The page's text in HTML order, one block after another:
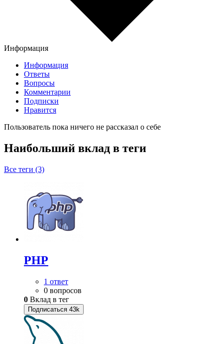
Информация
Информация
Ответы
Вопросы
Комментарии
Подписки
Нравится
Пользователь пока ничего не рассказал о себе
Наибольший вклад в теги
Все теги (3)
PHP
1 ответ
0 вопросов
0 Вклад в тег
Подписаться 43k